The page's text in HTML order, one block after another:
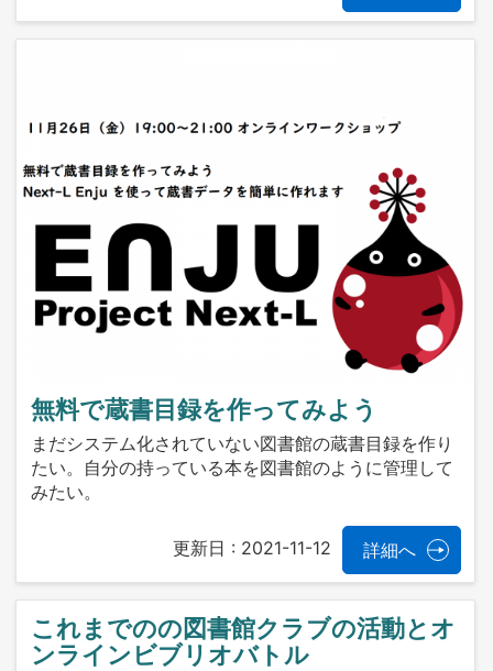
無料で蔵書目録を作ってみよう
まだシステム化されていない図書館の蔵書目録を作り
たい。自分の持っている本を図書館のように管理して
みたい。
更新日 : 2021-11-12 詳細へ
これまでのの図書館クラブの活動とオ
ンラインビブリオバトル